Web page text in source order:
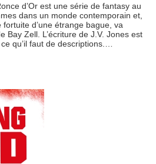
d’Or est une série de fantasy au
dans un monde contemporain et,
d’une étrange bague, va
Bay Zell. L’écriture de J.V. Jones est
qu’il faut de descriptions.…